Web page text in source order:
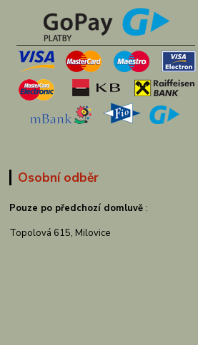
Osobní odběr
Pouze po předchozí domluvě :
Topolová 615, Milovice